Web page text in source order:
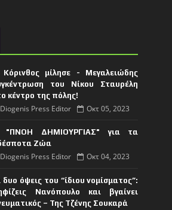
μίλησε - Μεγαλειώδης
του Νίκου Σταυρέλη
κέντρο της πόλης!
Diogenis Press Editor Οκτ 05, 2023
ΔΗΜΙΟΥΡΓΙΑΣ" για τα
Ζώα
Diogenis Press Editor Οκτ 04, 2023
δυο όψεις του “ίδιου νομίσματος”:
Νανόπουλο και βγαίνει
– Της Τζένης Σουκαρά